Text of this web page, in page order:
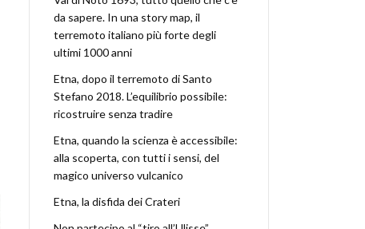
da sapere. In una story map, il
terremoto italiano più forte degli
ultimi 1000 anni
Etna, dopo il terremoto di Santo
Stefano 2018. L’equilibrio possibile:
ricostruire senza tradire
Etna, quando la scienza è accessibile:
alla scoperta, con tutti i sensi, del
magico universo vulcanico
Etna, la disfida dei Crateri